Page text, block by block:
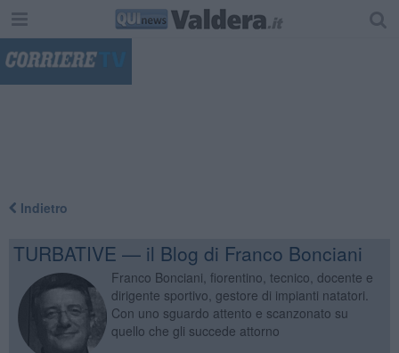
Indietro
TURBATIVE — il Blog di Franco Bonciani
Franco Bonciani, fiorentino, tecnico, docente e
dirigente sportivo, gestore di impianti natatori.
Con uno sguardo attento e scanzonato su
quello che gli succede attorno